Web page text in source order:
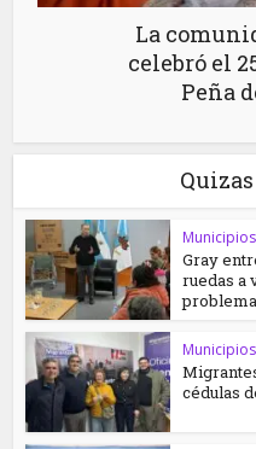
La
celebró el
Peña
Gray
ruedas a
cédulas